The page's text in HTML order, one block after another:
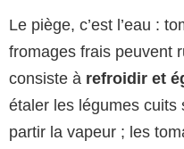
Le piège, c’est l’eau :
fromages frais peuvent
consiste à refroidir et
étaler les légumes cuits
partir la vapeur ; les